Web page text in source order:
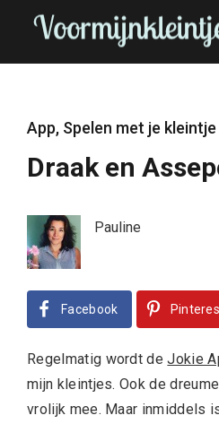
App, Spelen met je kleintje
Draak en
Pauline
Facebook
Regelmatig wordt deJokie
mijn kleintjes. Ook de
vrolijk mee. Maar inmiddels